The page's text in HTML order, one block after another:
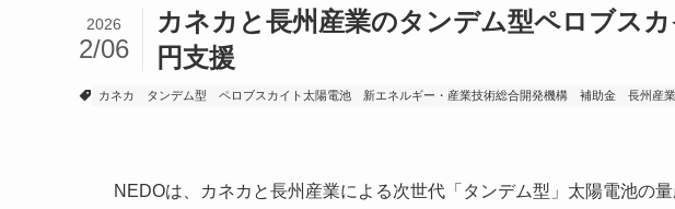
カネカと長州産業のタンデム型ペロブス
円支援
2026
2/06
カネカ タンデム型 ペロブスカイト太陽電池 新エネルギー・産業技術総合開発機構 補助金 長州産業
NEDOは、カネカと長州産業による次世代「タンデム型」太陽電池の